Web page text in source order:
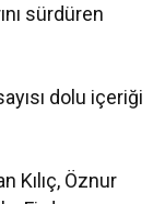
sürdüren
dolu içeriği
Kılıç, Öznur